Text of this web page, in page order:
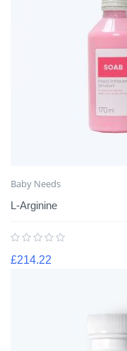
Baby Needs
L-Arginine
£214.22